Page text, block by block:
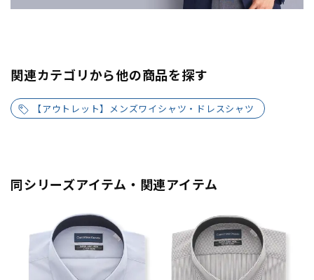
関連カテゴリから他の商品を探す
【アウトレット】メンズワイシャツ・ドレスシャツ
同シリーズアイテム・関連アイテム